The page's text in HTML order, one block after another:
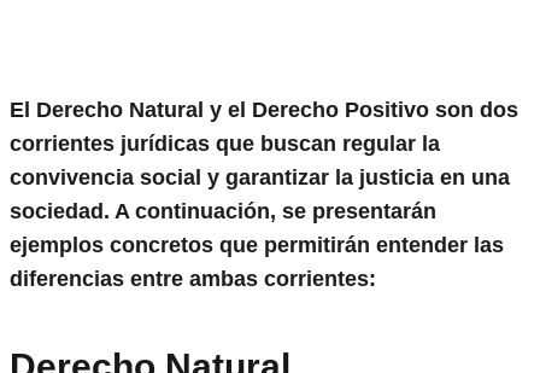
El Derecho Natural y el Derecho Positivo son dos
corrientes jurídicas que buscan regular la
convivencia social y garantizar la justicia en una
sociedad. A continuación, se presentarán
ejemplos concretos que permitirán entender las
diferencias entre ambas corrientes: